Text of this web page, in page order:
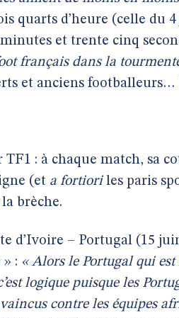
quarts d’heure (celle du
et trente cinq
français dans la
et anciens footballeurs…
TF1 : à chaque match, sa
(et a fortioriles paris
la brèche.
d’Ivoire – Portugal (15
: « Alors le Portugal qui
logique puisque les
contre les équipes